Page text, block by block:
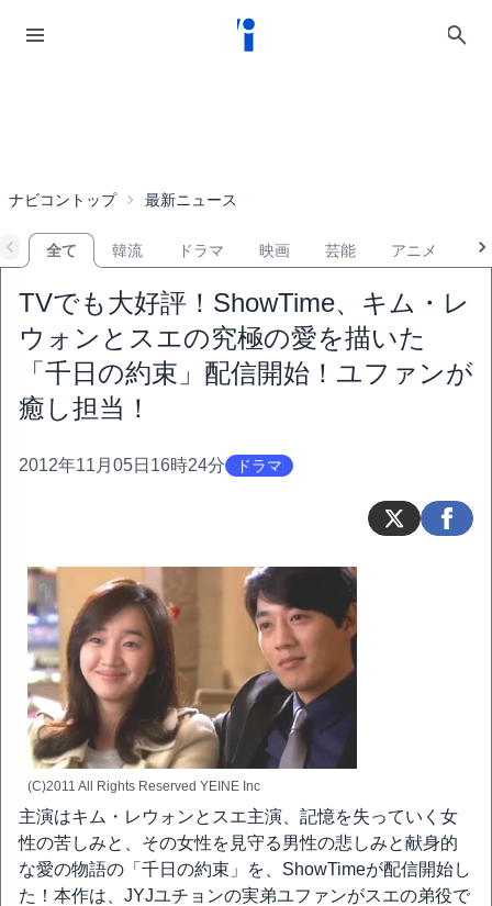
ナビコントップ 最新ニュース
全て 韓流 ドラマ 映画 芸能 アニメ
TVでも大好評！ShowTime、キム・レ
ウォンとスエの究極の愛を描いた
「千日の約束」配信開始！ユファンが
癒し担当！
2012年11月05日16時24分 ドラマ
(C)2011 All Rights Reserved YEINE Inc
主演はキム・レウォンとスエ主演、記憶を失っていく女
性の苦しみと、その女性を見守る男性の悲しみと献身的
な愛の物語の「千日の約束」を、ShowTimeが配信開始し
た！本作は、JYJユチョンの実弟ユファンがスエの弟役で